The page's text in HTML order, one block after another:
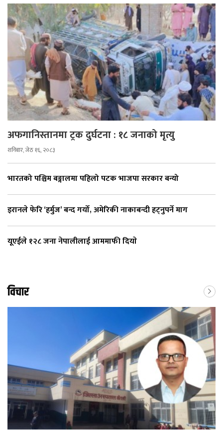
अफगानिस्तानमा ट्रक दुर्घटना : १८ जनाको मृत्यु
शनिबार, जेठ १६, २०८३
भारतको पश्चिम बङ्गालमा पहिलो पटक भाजपा सरकार बन्यो
इरानले फेरि ‘हर्मुज’ बन्द गर्यो, अमेरिकी नाकाबन्दी हट्नुपर्ने माग
यूएईले १२८ जना नेपालीलाई आममाफी दियाे
विचार